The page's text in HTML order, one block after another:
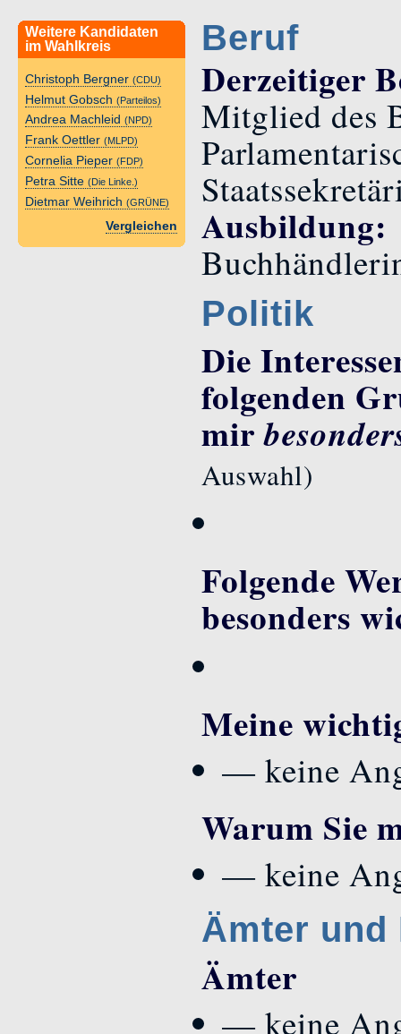
Weitere Kandidaten
im Wahlkreis
Christoph Bergner (CDU)
Helmut Gobsch (Parteilos)
Andrea Machleid (NPD)
Frank Oettler (MLPD)
Cornelia Pieper (FDP)
Petra Sitte (Die Linke.)
Dietmar Weihrich (GRÜNE)
Vergleichen
Beruf
Derzeitiger
Mitglied des
Ausbildung:
Politik
Die
folgenden
mir
Auswahl)
Folgende
besonders
Meine
— keine
Warum Sie
— keine
Ämter und
Ämter
— keine